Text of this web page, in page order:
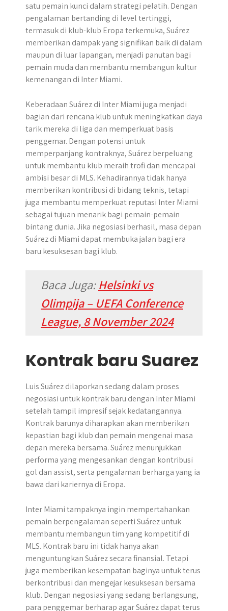
satu pemain kunci dalam strategi pelatih. Dengan
pengalaman bertanding di level tertinggi,
termasuk di klub-klub Eropa terkemuka, Suárez
memberikan dampak yang signifikan baik di dalam
maupun di luar lapangan, menjadi panutan bagi
pemain muda dan membantu membangun kultur
kemenangan di Inter Miami.
Keberadaan Suárez di Inter Miami juga menjadi
bagian dari rencana klub untuk meningkatkan daya
tarik mereka di liga dan memperkuat basis
penggemar. Dengan potensi untuk
memperpanjang kontraknya, Suárez berpeluang
untuk membantu klub meraih trofi dan mencapai
ambisi besar di MLS. Kehadirannya tidak hanya
memberikan kontribusi di bidang teknis, tetapi
juga membantu memperkuat reputasi Inter Miami
sebagai tujuan menarik bagi pemain-pemain
bintang dunia. Jika negosiasi berhasil, masa depan
Suárez di Miami dapat membuka jalan bagi era
baru kesuksesan bagi klub.
Baca Juga:Helsinki vs
Olimpija – UEFA Conference
League, 8 November 2024
Kontrak baru Suarez
Luis Suárez dilaporkan sedang dalam proses
negosiasi untuk kontrak baru dengan Inter Miami
setelah tampil impresif sejak kedatangannya.
Kontrak barunya diharapkan akan memberikan
kepastian bagi klub dan pemain mengenai masa
depan mereka bersama. Suárez menunjukkan
performa yang mengesankan dengan kontribusi
gol dan assist, serta pengalaman berharga yang ia
bawa dari kariernya di Eropa.
Inter Miami tampaknya ingin mempertahankan
pemain berpengalaman seperti Suárez untuk
membantu membangun tim yang kompetitif di
MLS. Kontrak baru ini tidak hanya akan
menguntungkan Suárez secara finansial. Tetapi
juga memberikan kesempatan baginya untuk terus
berkontribusi dan mengejar kesuksesan bersama
klub. Dengan negosiasi yang sedang berlangsung,
para penggemar berharap agar Suárez dapat terus